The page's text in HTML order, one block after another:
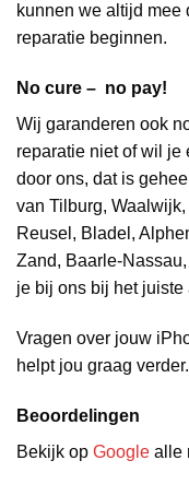
kunnen we altijd mee
reparatie beginnen.
No cure – no pay!
Wij garanderen ook
reparatie niet of wil je
door ons, dat is
van Tilburg,
Reusel, Bladel,
Zand, Baarle-
je bij ons bij het juiste
Vragen over jouw
helpt jou graag verder.
Beoordelingen
Bekijk op Google alle